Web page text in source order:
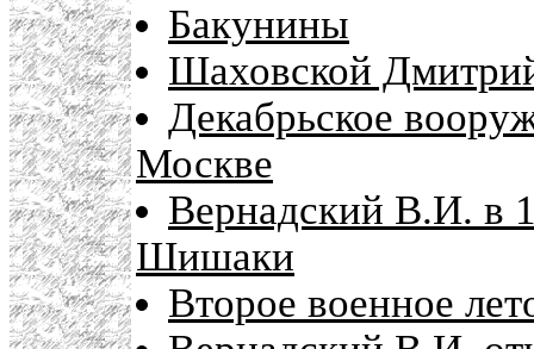
Бакунины
Шаховской
Декабрьское
Москве
Вернадский В.И. в
Шишаки
Второе военное